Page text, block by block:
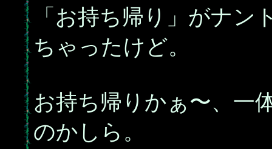
「お持ち帰り」がナ
ちゃったけど。
お持ち帰りかぁ〜、一
のかしら。